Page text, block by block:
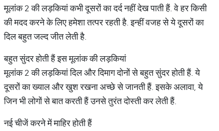
मूलांक 2 की लड़कियां कभी दूसरों का दर्द नहीं देख पाती हैं. वे हर किसी
की मदद करने के लिए हमेशा तत्पर रहती है. इन्हीं वजह से ये दूसरों का
दिल बहुत जल्द जीत लेती है.
बहुत सुंदर होती हैं इस मूलांक की लड़कियां
मूलांक 2 की लड़कियां दिल और दिमाग दोनों से बहुत सुंदर होती हैं. ये
दूसरों का ख्याल और खुश रखना अच्छे से जानती हैं. इसके अलावा, ये
जिन भी लोगों से बात करती हैं उनसे तुरंत दोस्ती कर लेती हैं.
नई चीजें करने में माहिर होती हैं